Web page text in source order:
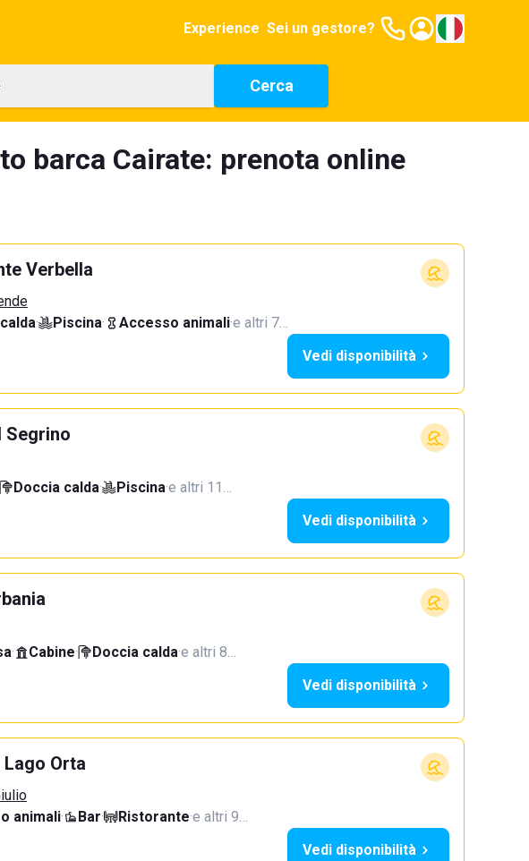
Experience Sei un gestore?
Cerca
barca Cairate: prenota online
Verbella
· Piscina· Accesso animali·e altri 7…
Vedi disponibilità
Segrino
Doccia calda· Piscina·e altri 11…
Vedi disponibilità
· Cabine· Doccia calda·e altri 8…
Vedi disponibilità
Lago Orta
animali· Bar· Ristorante·e altri 9…
Vedi disponibilità